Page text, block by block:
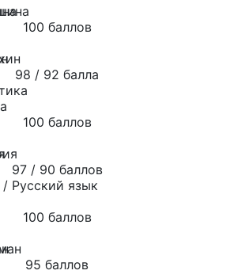
100 баллов
98 / 92 балла
100 баллов
97 / 90 баллов
Русский язык
100 баллов
95 баллов